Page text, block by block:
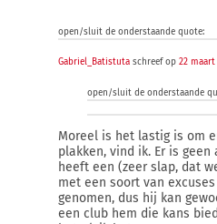
open/sluit de onderstaande quote:
Gabriel_Batistuta schreef op 22 maart
open/sluit de onderstaande
Moreel is het lastig is om
plakken, vind ik. Er is
heeft een (zeer slap, dat
met een soort van
genomen, dus hij kan
een club hem die kans